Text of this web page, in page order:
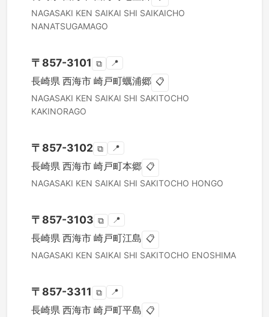
NAGASAKI KEN SAIKAI SHI SAIKAICHO
NANATSUGAMAGO
〒 857-3101 ⧉ 📍
長崎県 西海市 崎戸町蠣浦郷 📋
NAGASAKI KEN SAIKAI SHI SAKITOCHO
KAKINORAGO
〒 857-3102 ⧉ 📍
長崎県 西海市 崎戸町本郷 📋
NAGASAKI KEN SAIKAI SHI SAKITOCHO HONGO
〒 857-3103 ⧉ 📍
長崎県 西海市 崎戸町江島 📋
NAGASAKI KEN SAIKAI SHI SAKITOCHO ENOSHIMA
〒 857-3311 ⧉ 📍
長崎県 西海市 崎戸町平島 📋